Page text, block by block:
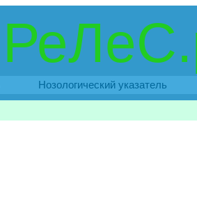
Нозологический указатель